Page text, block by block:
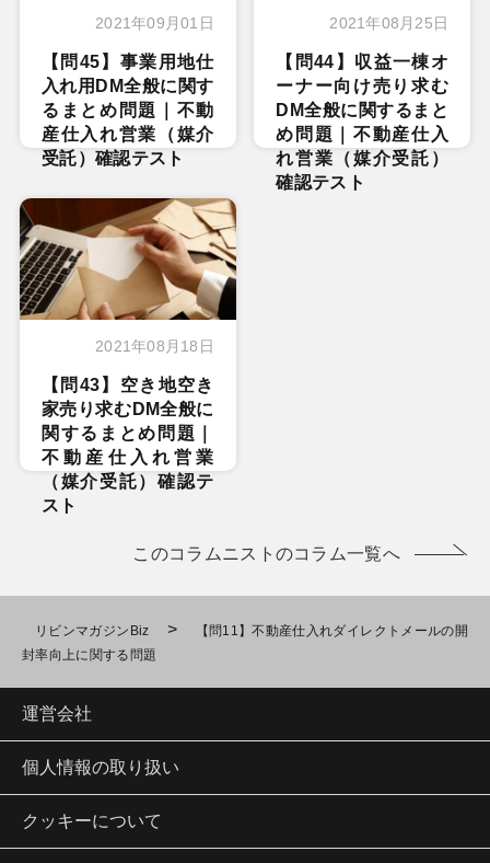
2021年09月01日
【問45】事業用地仕
入れ用DM全般に関す
るまとめ問題｜不動
産仕入れ営業（媒介
受託）確認テスト
2021年08月25日
【問44】収益一棟オ
ーナー向け売り求む
DM全般に関するまと
め問題｜不動産仕入
れ営業（媒介受託）
確認テスト
2021年08月18日
【問43】空き地空き
家売り求むDM全般に
関するまとめ問題｜
不動産仕入れ営業
（媒介受託）確認テ
スト
このコラムニストのコラム一覧へ
リビンマガジンBiz >
【問11】不動産仕入れダイレクトメールの開
封率向上に関する問題
運営会社
個人情報の取り扱い
クッキーについて